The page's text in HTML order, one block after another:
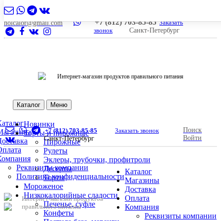
nolcalor@gmail.com +7 (812) 703-85-85 Заказать
звонок
Санкт-Петербург
Интернет-магазин продуктов правильного питания
Каталог Меню
Реквизиты компании
Политика конфиденциальности
Новинки
Торты и пирожные
Пирожные
Рулеты
Эклеры, трубочки, профитроли
Десерты
Торты
Мороженое
Низкокалорийные сладости
Печенье, суфле
Конфеты
+7 (812) 703-85-85
Заказать звонок
Санкт-Петербург
Поиск
Войти
Интернет-магазин продуктов
правильного питания
Каталог
Магазины
Доставка
Оплата
Компания
Реквизиты компании